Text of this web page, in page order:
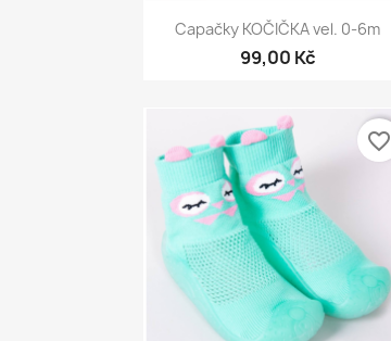
Rychlý náhled
Capačky KOČIČKA vel. 0-6m
99,00 Kč
favorite_border